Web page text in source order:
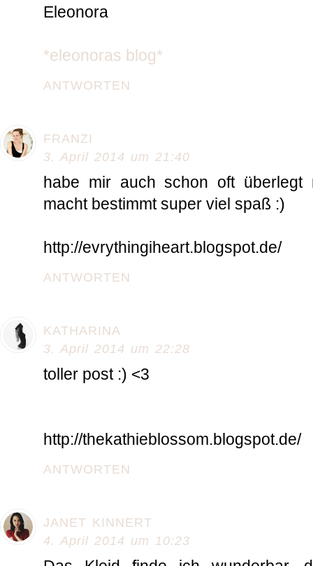
Eleonora
*eleonoras blog*
ANTWORTEN
FRANZI
3. April 2014 um 21:40
habe mir auch schon oft überlegt
macht bestimmt super viel spaß :)
http://evrythingiheart.blogspot.de/
ANTWORTEN
KATHARINA
3. April 2014 um 22:28
toller post :) <3
http://thekathieblossom.blogspot.de/
ANTWORTEN
JANET KINNERT
4. April 2014 um 10:23